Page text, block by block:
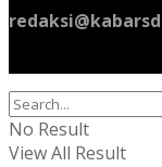
No Result
View All Result